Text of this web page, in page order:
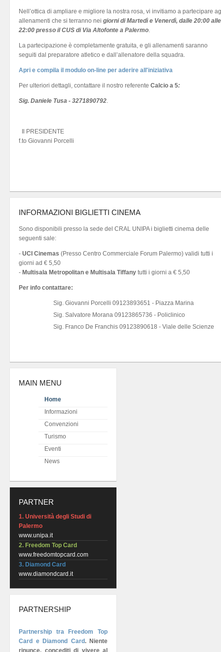
Nell’ottica di ampliare e migliore la nostra rosa, vi invitiamo a partecipare
allenamenti che si terranno nei giorni di Martedì e Venerdì, dalle 20:00 alle
22:00 presso il CUS di Via Altofonte a Palermo.
La partecipazione è completamente gratuita, e gli allenamenti saranno
seguiti dal preparatore atletico e dall’allenatore della squadra.
Apri e compila il modulo on-line per aderire all'iniziativa
Per ulteriori dettagli, contattare il nostro referente Calcio a 5:
Sig. Daniele Tusa - 3271890792.
Il PRESIDENTE
f.to Giovanni Porcelli
INFORMAZIONI BIGLIETTI CINEMA
Sono disponibili presso la sede del CRAL UNIPA i biglietti cinema delle
seguenti sale:
- UCI Cinemas (Presso Centro Commerciale Forum Palermo) validi tutti i
giorni ad € 5,50
- Multisala Metropolitan e Multisala Tiffany tutti i giorni a € 5,50
Per info contattare:
Sig. Giovanni Porcelli 09123893651 - Piazza Marina
Sig. Salvatore Morana 09123865736 - Policlinico
Sig. Franco De Franchis 09123890618 - Viale delle Scienze
MAIN MENU
Home
Informazioni
Convenzioni
Turismo
Eventi
News
PARTNER
1. Università degli Studi di
Palermo
www.unipa.it
2. Freedom Top Card
www.freedomtopcard.com
3. Diamond Card
www.diamondcard.it
PARTNERSHIP
Partnership tra Freedom Top
Card e Diamond Card. Niente
rinunce, concediti di vivere al